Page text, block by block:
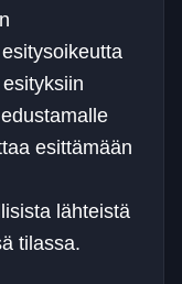
esittämään
lähteistä
tilassa.